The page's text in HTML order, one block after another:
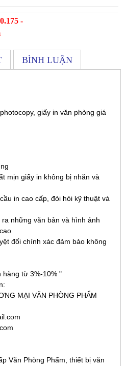
-
BÌNH LUẬN
giấy in văn phòng giá
mịn giấy in không bị nhăn và
in cao cấp, đòi hỏi kỹ thuật và
những văn bản và hình ảnh
đối chính xác đảm bảo không
hàng từ 3%-10% "
MẠI VĂN PHÒNG PHẨM
Văn Phòng Phẩm, thiết bị văn